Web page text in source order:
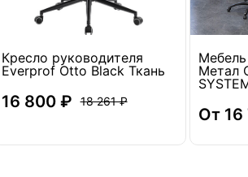
Кресло руководителя
Everprof Otto Black Ткань
16 800 ₽ 18 261 ₽
Метал
От 16